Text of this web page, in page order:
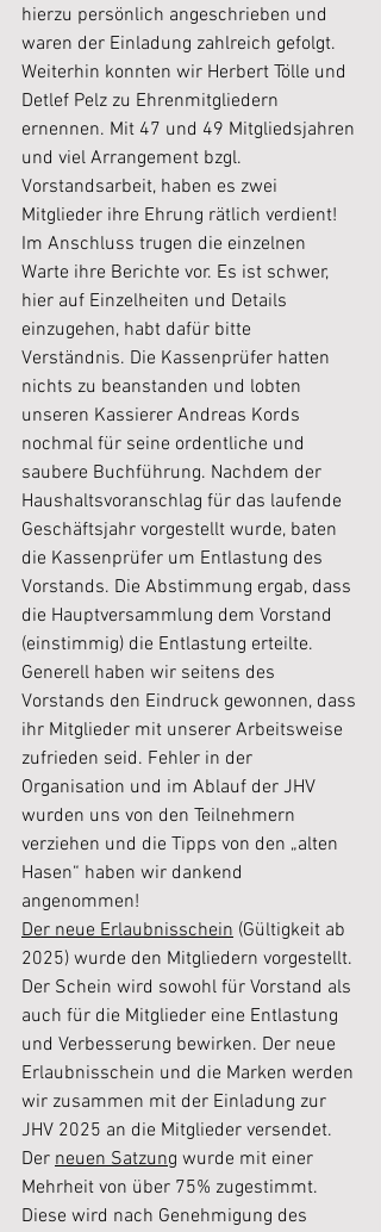
hierzu persönlich angeschrieben und
waren der Einladung zahlreich gefolgt.
Weiterhin konnten wir Herbert Tölle und
Detlef Pelz zu Ehrenmitgliedern
ernennen. Mit 47 und 49 Mitgliedsjahren
und viel Arrangement bzgl.
Vorstandsarbeit, haben es zwei
Mitglieder ihre Ehrung rätlich verdient!
Im Anschluss trugen die einzelnen
Warte ihre Berichte vor. Es ist schwer,
hier auf Einzelheiten und Details
einzugehen, habt dafür bitte
Verständnis. Die Kassenprüfer hatten
nichts zu beanstanden und lobten
unseren Kassierer Andreas Kords
nochmal für seine ordentliche und
saubere Buchführung. Nachdem der
Haushaltsvoranschlag für das laufende
Geschäftsjahr vorgestellt wurde, baten
die Kassenprüfer um Entlastung des
Vorstands. Die Abstimmung ergab, dass
die Hauptversammlung dem Vorstand
(einstimmig) die Entlastung erteilte.
Generell haben wir seitens des
Vorstands den Eindruck gewonnen, dass
ihr Mitglieder mit unserer Arbeitsweise
zufrieden seid. Fehler in der
Organisation und im Ablauf der JHV
wurden uns von den Teilnehmern
verziehen und die Tipps von den „alten
Hasen“ haben wir dankend
angenommen!
Der neue Erlaubnisschein (Gültigkeit ab
2025) wurde den Mitgliedern vorgestellt.
Der Schein wird sowohl für Vorstand als
auch für die Mitglieder eine Entlastung
und Verbesserung bewirken. Der neue
Erlaubnisschein und die Marken werden
wir zusammen mit der Einladung zur
JHV 2025 an die Mitglieder versendet.
Der neuen Satzung wurde mit einer
Mehrheit von über 75% zugestimmt.
Diese wird nach Genehmigung des